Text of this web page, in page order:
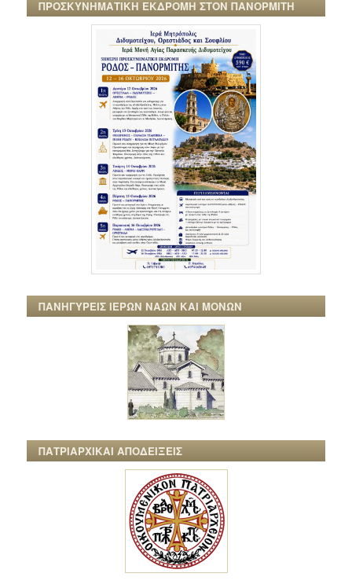
ΠΡΟΣΚΥΝΗΜΑΤΙΚΗ ΕΚΔΡΟΜΗ ΣΤΟΝ ΠΑΝΟΡΜΙΤΗ
ΠΑΝΗΓΥΡΕΙΣ ΙΕΡΩΝ ΝΑΩΝ ΚΑΙ ΜΟΝΩΝ
ΠΑΤΡΙΑΡΧΙΚΑΙ ΑΠΟΔΕΙΞΕΙΣ